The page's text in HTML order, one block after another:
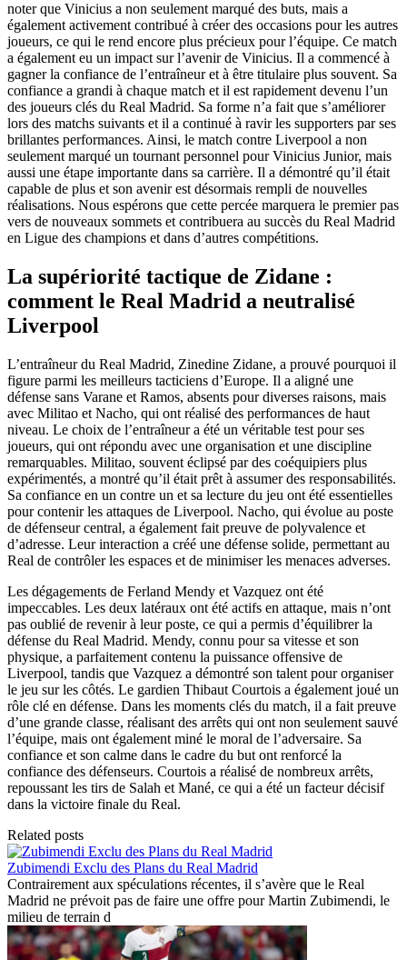
noter que Vinicius a non seulement marqué des buts, mais a
également activement contribué à créer des occasions pour les autres
joueurs, ce qui le rend encore plus précieux pour l’équipe. Ce match
a également eu un impact sur l’avenir de Vinicius. Il a commencé à
gagner la confiance de l’entraîneur et à être titulaire plus souvent. Sa
confiance a grandi à chaque match et il est rapidement devenu l’un
des joueurs clés du Real Madrid. Sa forme n’a fait que s’améliorer
lors des matchs suivants et il a continué à ravir les supporters par ses
brillantes performances. Ainsi, le match contre Liverpool a non
seulement marqué un tournant personnel pour Vinicius Junior, mais
aussi une étape importante dans sa carrière. Il a démontré qu’il était
capable de plus et son avenir est désormais rempli de nouvelles
réalisations. Nous espérons que cette percée marquera le premier pas
vers de nouveaux sommets et contribuera au succès du Real Madrid
en Ligue des champions et dans d’autres compétitions.
La supériorité tactique de Zidane :
comment le Real Madrid a neutralisé
Liverpool
L’entraîneur du Real Madrid, Zinedine Zidane, a prouvé pourquoi il
figure parmi les meilleurs tacticiens d’Europe. Il a aligné une
défense sans Varane et Ramos, absents pour diverses raisons, mais
avec Militao et Nacho, qui ont réalisé des performances de haut
niveau. Le choix de l’entraîneur a été un véritable test pour ses
joueurs, qui ont répondu avec une organisation et une discipline
remarquables. Militao, souvent éclipsé par des coéquipiers plus
expérimentés, a montré qu’il était prêt à assumer des responsabilités.
Sa confiance en un contre un et sa lecture du jeu ont été essentielles
pour contenir les attaques de Liverpool. Nacho, qui évolue au poste
de défenseur central, a également fait preuve de polyvalence et
d’adresse. Leur interaction a créé une défense solide, permettant au
Real de contrôler les espaces et de minimiser les menaces adverses.
Les dégagements de Ferland Mendy et Vazquez ont été
impeccables. Les deux latéraux ont été actifs en attaque, mais n’ont
pas oublié de revenir à leur poste, ce qui a permis d’équilibrer la
défense du Real Madrid. Mendy, connu pour sa vitesse et son
physique, a parfaitement contenu la puissance offensive de
Liverpool, tandis que Vazquez a démontré son talent pour organiser
le jeu sur les côtés. Le gardien Thibaut Courtois a également joué un
rôle clé en défense. Dans les moments clés du match, il a fait preuve
d’une grande classe, réalisant des arrêts qui ont non seulement sauvé
l’équipe, mais ont également miné le moral de l’adversaire. Sa
confiance et son calme dans le cadre du but ont renforcé la
confiance des défenseurs. Courtois a réalisé de nombreux arrêts,
repoussant les tirs de Salah et Mané, ce qui a été un facteur décisif
dans la victoire finale du Real.
Related posts
Zubimendi Exclu des Plans du Real Madrid
Contrairement aux spéculations récentes, il s’avère que le Real
Madrid ne prévoit pas de faire une offre pour Martin Zubimendi, le
milieu de terrain d